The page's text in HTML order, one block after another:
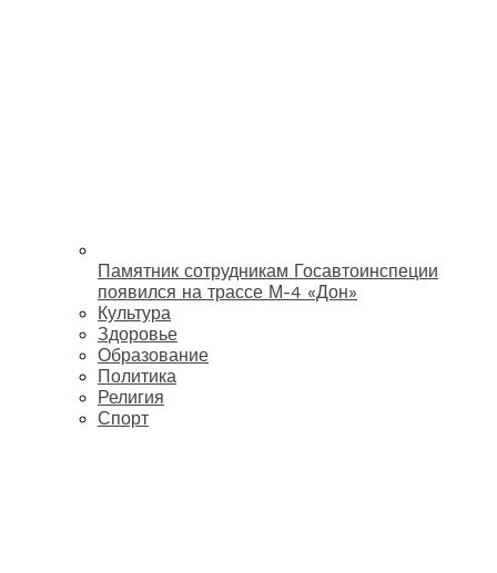
Памятник сотрудникам Госавтоинспеции
появился на трассе М-4 «Дон»
Культура
Здоровье
Образование
Политика
Религия
Спорт